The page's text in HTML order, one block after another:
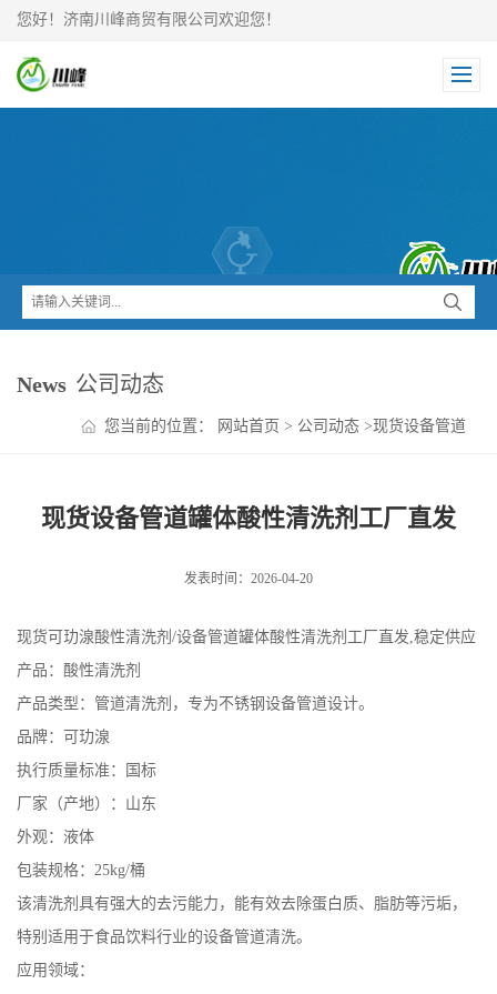
您好！济南川峰商贸有限公司欢迎您！
News 公司动态
您当前的位置： 网站首页 > 公司动态 >现货设备管道
现货设备管道罐体酸性清洗剂工厂直发
发表时间：2026-04-20
现货可玏湶酸性清洗剂/设备管道罐体酸性清洗剂工厂直发,稳定供应
产品：酸性清洗剂
产品类型：管道清洗剂，专为不锈钢设备管道设计。
品牌：可玏湶
执行质量标准：国标
厂家（产地）：山东
外观：液体
包装规格：25kg/桶
该清洗剂具有强大的去污能力，能有效去除蛋白质、脂肪等污垢，
特别适用于食品饮料行业的设备管道清洗。
应用领域：